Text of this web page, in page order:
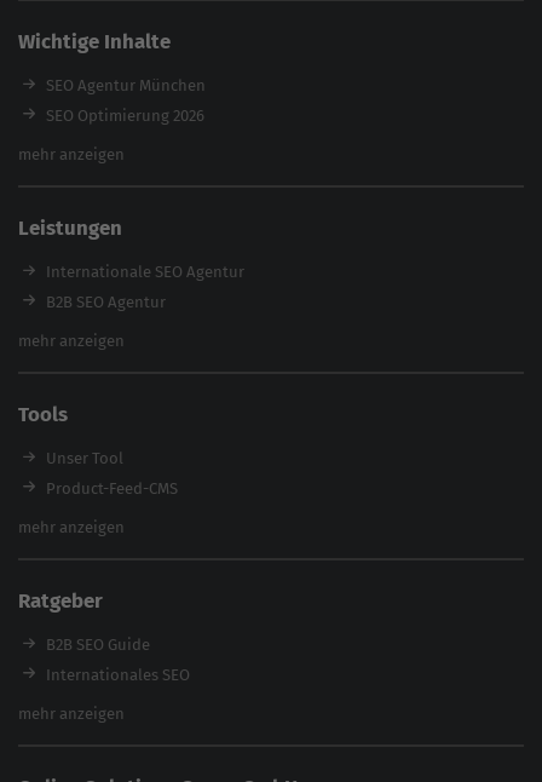
Wichtige Inhalte
SEO Agentur München
SEO Optimierung 2026
Backlink-Audit 2026
Referenzen
E-Books
Magazin
mehr anzeigen
Leistungen
Internationale SEO Agentur
B2B SEO Agentur
Inhouse SEO Agentur
Enterprise SEO Agentur
Workshops
mehr anzeigen
Tools
Unser Tool
Product-Feed-CMS
Website Analyse
Backlink-Check
Ladezeiten-Check
Brand Protection Tool
Website SEO Check
mehr anzeigen
Ratgeber
B2B SEO Guide
Internationales SEO
eCommerce SEO
mehr anzeigen